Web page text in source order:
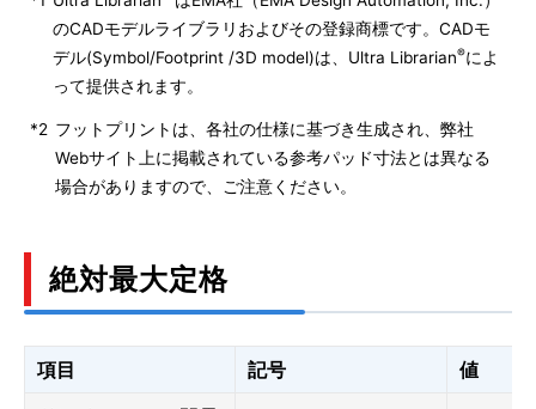
のCADモデルライブラリおよびその登録商標です。CADモ
デル(Symbol/Footprint /3D model)は、Ultra Librarian®によ
って提供されます。
*2 フットプリントは、各社の仕様に基づき生成され、弊社
Webサイト上に掲載されている参考パッド寸法とは異なる
場合がありますので、ご注意ください。
絶対最大定格
項目 記号
値